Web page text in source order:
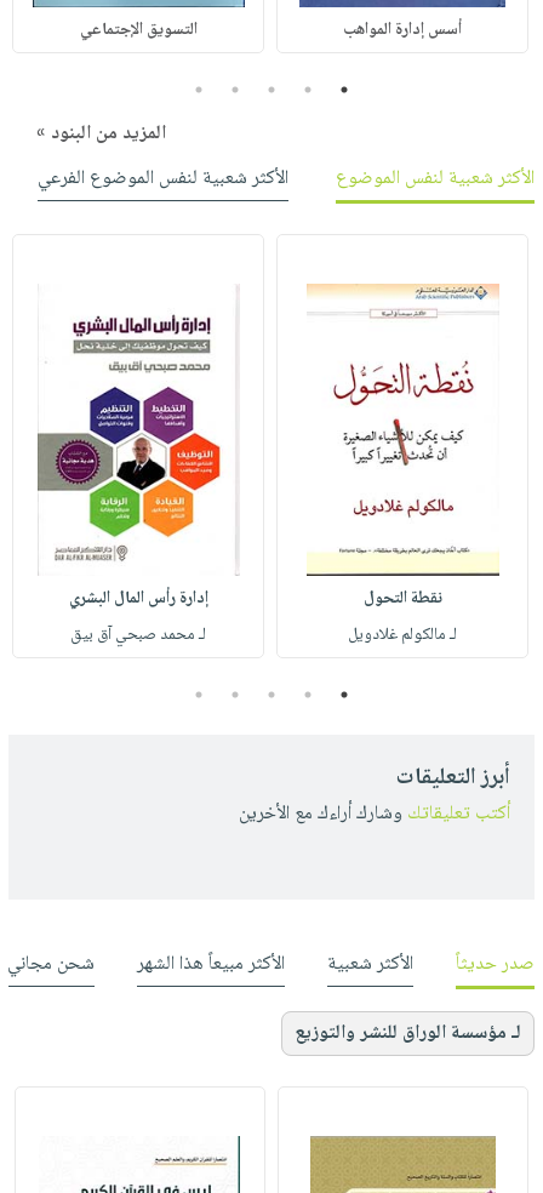
أسس إدارة المواهب التسويق الإجتماعي
1
2
3
4
5
المزيد من البنود »
الأكثر شعبية لنفس الموضوع
الأكثر شعبية لنفس الموضوع الفرعي
نقطة التحول
لـ مالكولم غلادويل
إدارة رأس المال البشري
لـ محمد صبحي آق بيق
1
2
3
4
5
أبرز التعليقات
أكتب تعليقاتك وشارك أراءك مع الأخرين
صدر حديثاً الأكثر شعبية الأكثر مبيعاً هذا الشهر شحن مجاني
لـ مؤسسة الوراق للنشر والتوزيع